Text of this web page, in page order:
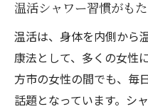
に
帰宅後に実践
温活で夜のシ
温活シャワー
温活シャワー習慣がも
温活は、身体を内側から
康法として、多くの女性
方市の女性の間でも、毎
話題となっています。シ